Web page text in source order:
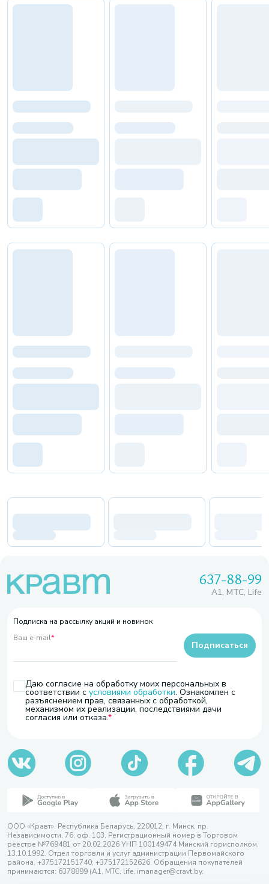
637-88-99
A1, МТС, Life
Подписка на рассылку акций и новинок
Ваш e-mail*
Даю согласие на обработку моих персональных в
соответствии с условиями обработки. Ознакомлен с
разъяснением прав, связанных с обработкой,
механизмом их реализации, последствиями дачи
согласия или отказа.
Подписаться
ООО «Кравт». Республика Беларусь, 220012, г. Минск, пр.
Независимости, 76, оф. 103. Регистрационный номер в Торговом
реестре №769481 от 20.02.2026 УНП 100149474 Минский горисполком,
13.10.1992. Отдел торговли и услуг администрации Первомайского
района, +375172151740; +375172152626. Обращения покупателей
принимаются: 6378899 (А1, МТС, life, imanager@cravt.by.